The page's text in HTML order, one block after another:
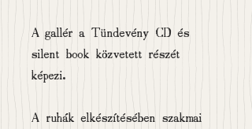
A gallér a Tündevény CD és
silent book közvetett részét
képezi.
A ruhák elkészítésében szakmai